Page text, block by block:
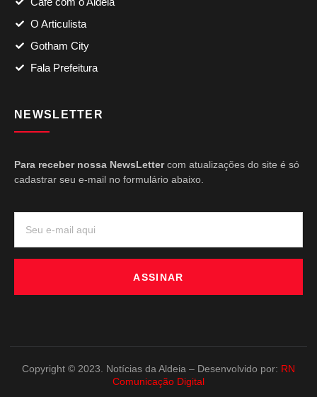
O Articulista
Gotham City
Fala Prefeitura
NEWSLETTER
Para receber nossa NewsLettercom atualizações do site é só
cadastrar seu e-mail no formulário abaixo.
ASSINAR
Copyright © 2023. Notícias da Aldeia – Desenvolvido por: RN
Comunicação Digital